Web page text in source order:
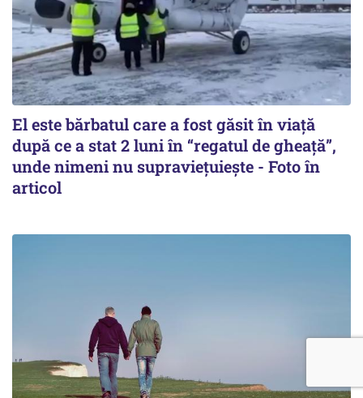
El este bărbatul care a fost găsit în viață
după ce a stat 2 luni în “regatul de gheață”,
unde nimeni nu supraviețuiește - Foto în
articol